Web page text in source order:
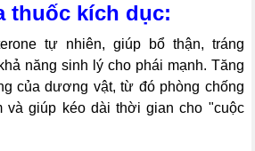
thuốc kích dục:
tự nhiên, giúp bổ thận, tráng
năng sinh lý cho phái mạnh. Tăng
của dương vật, từ đó phòng chống
và giúp kéo dài thời gian cho "cuộc